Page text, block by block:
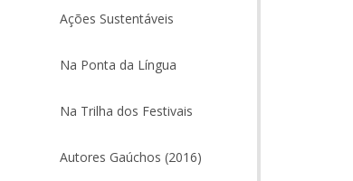
Ações Sustentáveis
Na Ponta da Língua
Na Trilha dos Festivais
Autores Gaúchos (2016)